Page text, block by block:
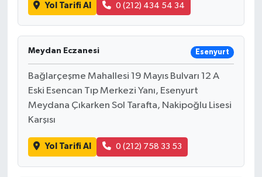
Yol Tarifi Al 0 (212) 434 54 34
Meydan Eczanesi Esenyurt
Bağlarçeşme Mahallesi 19 Mayıs Bulvarı 12 A
Eski Esencan Tıp Merkezi Yanı, Esenyurt
Meydana Çıkarken Sol Tarafta, Nakipoğlu Lisesi
Karşısı
Yol Tarifi Al 0 (212) 758 33 53